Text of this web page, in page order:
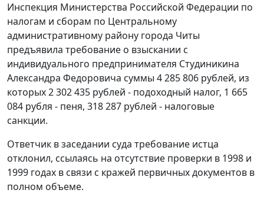
Инспекция Министерства Российской Федерации по
налогам и сборам по Центральному
административному району города Читы
предъявила требование о взыскании с
индивидуального предпринимателя Студиникина
Александра Федоровича суммы 4 285 806 рублей, из
которых 2 302 435 рублей - подоходный налог, 1 665
084 рубля - пеня, 318 287 рублей - налоговые
санкции.
Ответчик в заседании суда требование истца
отклонил, ссылаясь на отсутствие проверки в 1998 и
1999 годах в связи с кражей первичных документов в
полном объеме.